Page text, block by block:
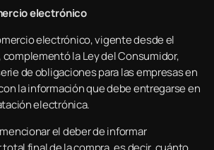
electrónico
electrónico, vigente desde el
complementó la Ley del Consumidor,
de obligaciones para las empresas en
la información que debe entregarse en
electrónica.
el deber de informar